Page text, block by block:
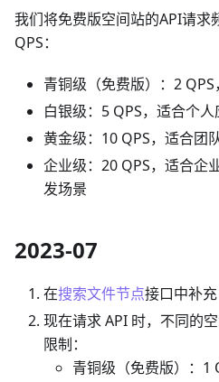
我们将免费版空间站的API请求
QPS：
青铜级（免费版）：2
白银级：5 QPS，适合个
黄金级：10 QPS，适合团
企业级：20 QPS，适合企
发场景
2023-07
在搜索文件节点接口中补充
现在请求 API 时，不同的
限制：
青铜级（免费版）：1